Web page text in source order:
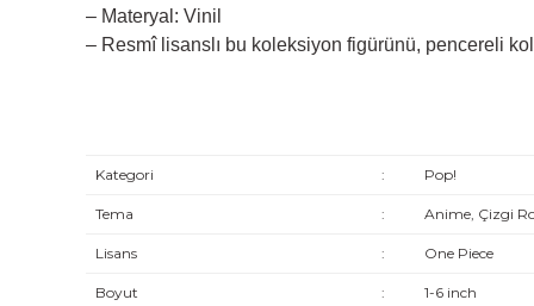
– Materyal: Vinil
– Resmî lisanslı bu koleksiyon figürünü, pencereli
Kategori : Pop!
Tema : Anime, Çizgi
Lisans : One Piece
Boyut : 1-6 inch